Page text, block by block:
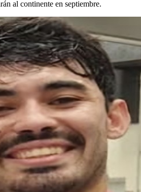
al continente en septiembre.